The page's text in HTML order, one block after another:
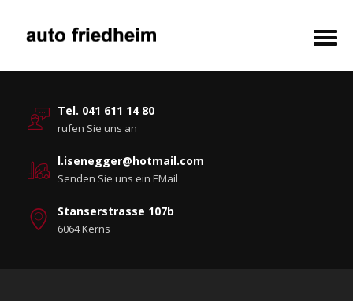
Tel. 041 611 14 80
rufen Sie uns an
l.isenegger@hotmail.com
Senden Sie uns ein EMail
Stanserstrasse 107b
6064 Kerns